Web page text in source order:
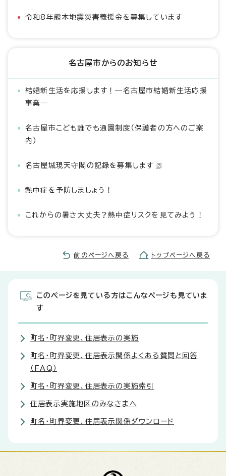
令和8年熊本地震災害義援金を募集しています
名古屋市からのお知らせ
結婚新生活を応援します！―名古屋市結婚新生活応援
事業―
名古屋市こども誰でも通園制度（保護者の方へのご案
内）
名古屋城現天守閣の記録を募集します
熱中症を予防しましょう！
これからの暑さ大丈夫？熱中症リスクを見てみよう！
前のページへ戻る トップページへ戻る
このページを見ている方はこんなページも見ていま
す
町名・町界変更、住居表示の実施
町名・町界変更、住居表示関係よくある質問と回答
（FAQ）
町名・町界変更、住居表示の実施索引
住居表示実施地区のみなさまへ
町名・町界変更、住居表示関係ダウンロード